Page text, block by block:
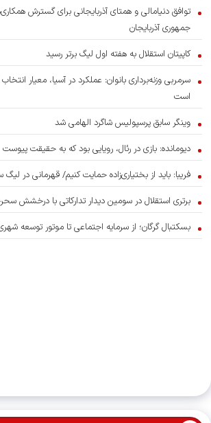
توافق دنیامالی و همتای آذربایجانی برای گسترش
جمهوری آذربایجان
کاپیتان استقلال به هفته اول لیگ برتر رسید
سرمربی وزنه‌برداری بانوان: عملکرد در آسیا، معیار انتخاب
است
وینگر سابق پرسپولیس شاگرد الهامی شد
دیومانده: بازی در رئال، رویایی بود که به حقیقت پیوست
فریبا: باید از بختیاری‌زاده حمایت کنیم/ قهرمانی در
برتری استقلال در سومین دیدار تدارکاتی با درخشش
بسکتبال گرگان؛ از سرمایه اجتماعی تا موتور توسعه شهری